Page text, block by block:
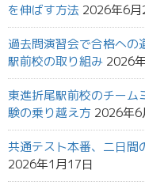
を伸ばす方法 2026年6月
過去問演習会で合格への
駅前校の取り組み 2026
東進折尾駅前校のチーム
験の乗り越え方 2026年6
共通テスト本番、二日間
2026年1月17日